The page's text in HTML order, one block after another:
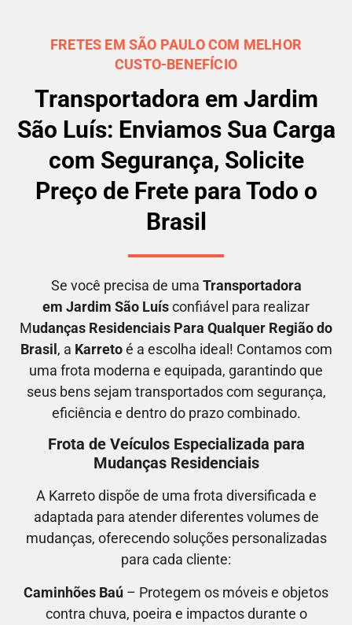
FRETES EM SÃO PAULO COM MELHOR
CUSTO-BENEFÍCIO
Transportadora em Jardim
São Luís: Enviamos Sua Carga
com Segurança, Solicite
Preço de Frete para Todo o
Brasil
Se você precisa de uma Transportadora
em Jardim São Luísconfiável para realizar
Mudanças Residenciais Para Qualquer Região do
Brasil , a Karretoé a escolha ideal! Contamos com
uma frota moderna e equipada, garantindo que
seus bens sejam transportados com segurança,
eficiência e dentro do prazo combinado.
Frota de Veículos Especializada para
Mudanças Residenciais
A Karreto dispõe de uma frota diversificada e
adaptada para atender diferentes volumes de
mudanças, oferecendo soluções personalizadas
para cada cliente:
Caminhões Baú – Protegem os móveis e objetos
contra chuva, poeira e impactos durante o